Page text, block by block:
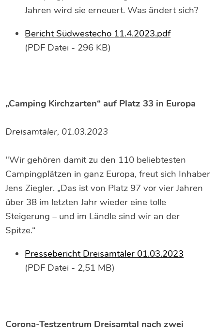
Jahren wird sie erneuert. Was ändert sich?
Bericht Südwestecho 11.4.2023.pdf
(PDF Datei - 296 KB)
„Camping Kirchzarten“ auf Platz 33 in Europa
Dreisamtäler, 01.03.2023
"Wir gehören damit zu den 110 beliebtesten
Campingplätzen in ganz Europa, freut sich Inhaber
Jens Ziegler. „Das ist von Platz 97 vor vier Jahren
über 38 im letzten Jahr wieder eine tolle
Steigerung – und im Ländle sind wir an der
Spitze.“
Pressebericht Dreisamtäler 01.03.2023
(PDF Datei - 2,51 MB)
Corona-Testzentrum Dreisamtal nach zwei